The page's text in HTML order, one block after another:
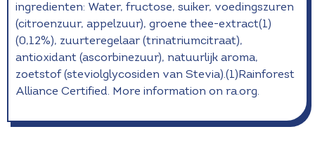
ingredienten: Water, fructose, suiker, voedingszuren
(citroenzuur, appelzuur), groene thee-extract(1)
(0,12%), zuurteregelaar (trinatriumcitraat),
antioxidant (ascorbinezuur), natuurlijk aroma,
zoetstof (steviolglycosiden van Stevia).(1)Rainforest
Alliance Certified. More information on ra.org.